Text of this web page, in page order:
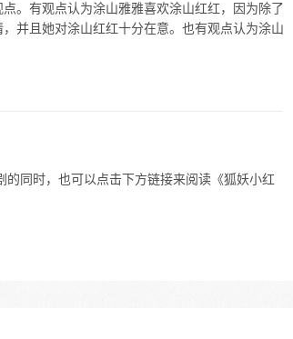
。有观点认为涂山雅雅喜欢涂山红红，因为除了
并且她对涂山红红十分在意。也有观点认为涂山
同时，也可以点击下方链接来阅读《狐妖小红